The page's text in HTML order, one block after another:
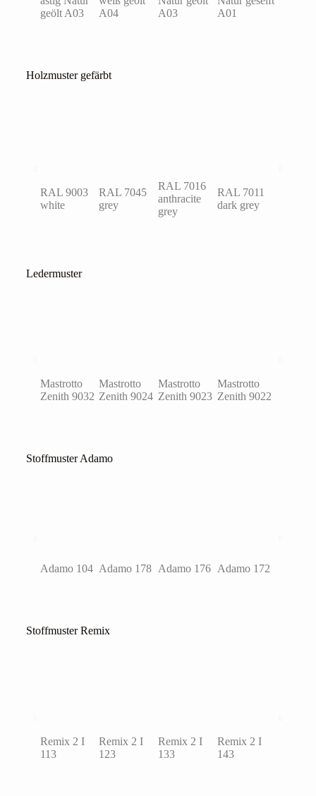
geölt A03
A04
A03
A01
Holzmuster gefärbt
RAL 9003
white
RAL 7045
grey
RAL 7016
anthracite
grey
RAL 7011
dark grey
Ledermuster
Mastrotto
Zenith 9032
Mastrotto
Zenith 9024
Mastrotto
Zenith 9023
Mastrotto
Zenith 9022
Stoffmuster Adamo
Adamo 104 Adamo 178 Adamo 176 Adamo 172
Stoffmuster Remix
Remix 2 I
113
Remix 2 I
123
Remix 2 I
133
Remix 2 I
143